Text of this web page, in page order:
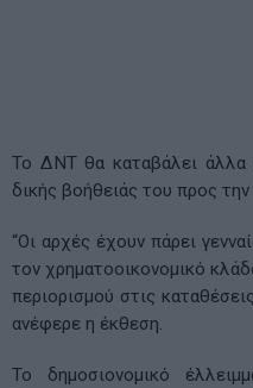
Το ΔΝΤ θα καταβάλει άλλα
δικής βοήθειάς του προς
“Οι αρχές έχουν πάρει
τον χρηματοοικονομικό
περιορισμού στις
ανέφερε η έκθεση.
Το δημοσιονομικό